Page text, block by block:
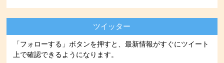
ツイッター
「フォローする」ボタンを押すと、最新情報がすぐにツイート
上で確認できるようになります。